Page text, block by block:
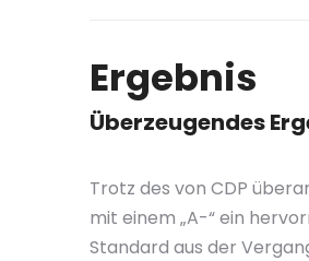
Ergebnis
Überzeugendes
Trotz des von CDP
mit einem „A-“ ein
Standard aus der